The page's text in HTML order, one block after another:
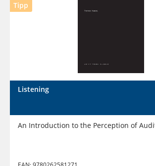
Tipp
Listening
An Introduction to the Perception of